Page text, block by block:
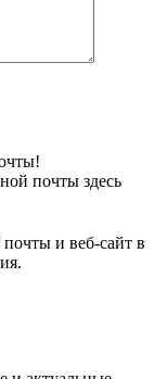
почты здесь
и веб-сайт в